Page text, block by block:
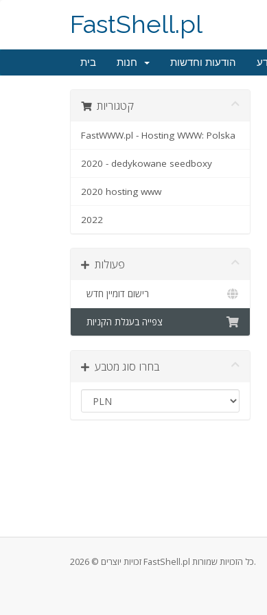
FastShell.pl
בית הודעות וחדשות
קטגוריות
FastWWW.pl - Hosting WWW: Polska
2020 - dedykowane seedboxy
2020 hosting www
2022
פעולות
רישום דומיין חדש
צפייה בעגלת הקניות
בחרו סוג מטבע
זכויות יוצרים © 2026 FastShell.pl כל הזכויות שמורות.